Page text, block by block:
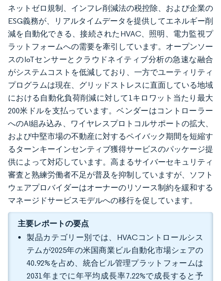
ネットゼロ規制、インフレ削減法の税控除、および企業の
ESG義務が、リアルタイムデータを提供してエネルギー削
減を自動化できる、接続されたHVAC、照明、電力監視プ
ラットフォームへの需要を牽引しています。オープンソー
スのIoTセンサーとクラウドネイティブ分析の急速な融合
がシステムコストを低減しており、一方でユーティリティ
プログラムは現在、グリッドストレスに直面している地域
における自動化負荷削減に対して1キロワット当たり最大
200米ドルを支払っています。ベンダーはコントローラー
へのAI組み込み、ワイヤレスプロトコルサポートの拡大、
および中堅市場の不動産に対するペイバック期間を短縮す
るターンキーインセンティブ獲得サービスのパッケージ提
供によって対応しています。高まるサイバーセキュリティ
審査と熟練労働者不足が普及を抑制していますが、ソフト
ウェアプロバイダーはオーナーのリソース制約を緩和する
マネージドサービスモデルへの移行を促しています。
主要レポートの要点
製品カテゴリー別では、HVACコントロールシス
テムが2025年の米国商業ビル自動化市場シェアの
40.92%を占め、統合ビル管理プラットフォームは
2031年までに年平均成長率7.22%で成長すると予